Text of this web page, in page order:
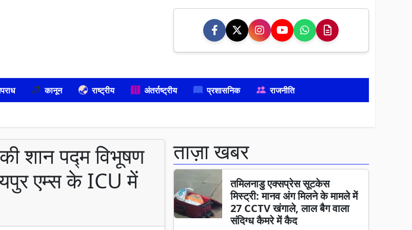
कानून राष्ट्रीय अंतर्राष्ट्रीय प्रशासनिक राजनीति
शान पद्म विभूषण
एम्स के ICU में
ताज़ा खबर
तमिलनाडु एक्सप्रेस सूटकेस
मिस्ट्री: मानव अंग मिलने के मामले में
27 CCTV खंगाले, लाल बैग वाला
संदिग्ध कैमरे में कैद